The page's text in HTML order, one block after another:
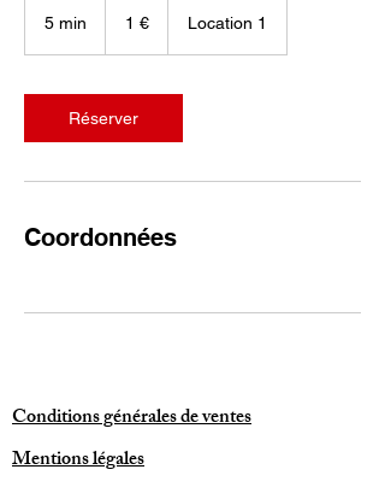
5 min
n
1 € Location 1
Réserver
Coordonnées
Conditions générales de ventes
Mentions légales